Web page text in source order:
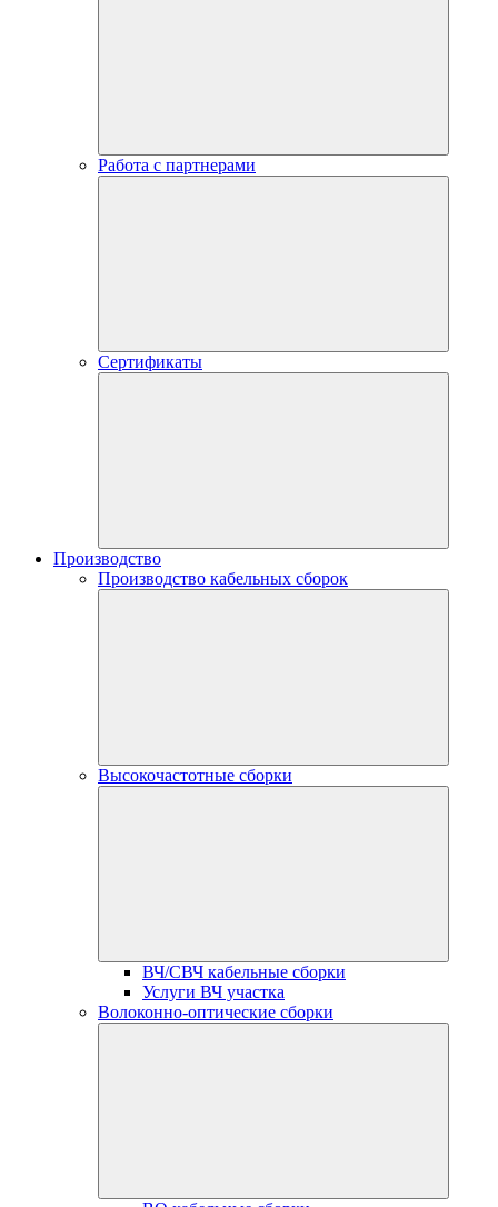
Работа с партнерами
Сертификаты
Производство
Производство кабельных сборок
Высокочастотные сборки
ВЧ/СВЧ кабельные сборки
Услуги ВЧ участка
Волоконно-оптические сборки